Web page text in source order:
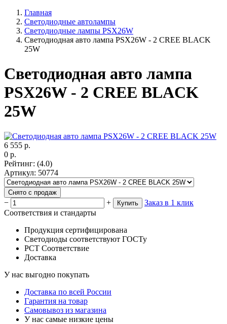
Главная
Светодиодные автолампы
Светодиодные лампы PSX26W
Светодиодная авто лампа PSX26W - 2 CREE BLACK
25W
Светодиодная авто лампа
PSX26W - 2 CREE BLACK
25W
6 555 р.
0 р.
Рейтинг: (4.0)
Артикул: 50774
Снято с продаж
− + Купить
Заказ в 1 клик
Соответствия и стандарты
Продукция сертифицирована
Светодиоды соответствуют ГОСТу
РСТ Соответствие
Доставка
У нас выгодно покупать
Доставка по всей России
Гарантия на товар
Самовывоз из магазина
У нас самые низкие цены